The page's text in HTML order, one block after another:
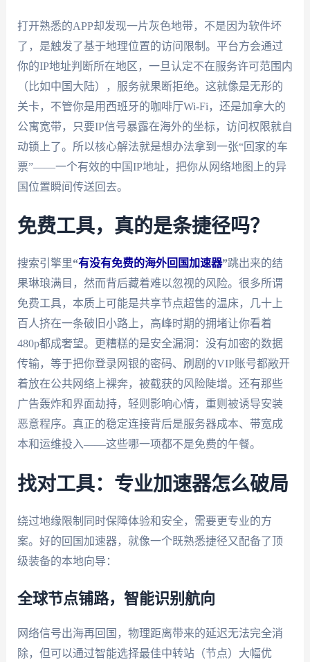
打开熟悉的APP却发现一片灰色地带，不是因为软件坏
了，是触发了基于地理位置的访问限制。平台方会通过
你的IP地址判断所在地区，一旦认定不在服务许可范围内
（比如中国大陆），服务就果断拒绝。这就像是无形的
关卡，不管你是用西班牙的咖啡厅Wi-Fi，还是加拿大的
公寓宽带，只要IP信号暴露在海外的坐标，访问权限就自
动锁上了。所以核心解法就是想办法拿到一张“回家的车
票”——一个有效的中国IP地址，把你从网络地图上的异
国位置瞬间传送回去。
免费工具，真的是条捷径吗？
搜索引擎里“有没有免费的海外回国加速器”跳出来的结
果琳琅满目，然而背后藏着难以忽视的风险。很多所谓
免费工具，本质上可能是共享节点超售的温床，几十上
百人挤在一条破旧小路上，高峰时期的拥堵让你看着
480p都成奢望。更糟糕的是安全漏洞：没有加密的数据
传输，等于把你登录网银的密码、刷剧的VIP账号都敞开
着放在公共网络上裸奔，被截获的风险陡增。还有那些
广告轰炸和界面劫持，轻则影响心情，重则被诱导安装
恶意程序。真正的稳定连接背后是服务器成本、带宽成
本和运维投入——这些哪一项都不是免费的午餐。
找对工具：专业加速器怎么破局
绕过地缘限制同时保障体验和安全，需要更专业的方
案。好的回国加速器，就像一个既熟悉捷径又配备了顶
级装备的本地向导：
全球节点铺路，智能识别航向
网络信号出海再回国，物理距离带来的延迟无法完全消
除，但可以通过智能选择最佳中转站（节点）大幅优